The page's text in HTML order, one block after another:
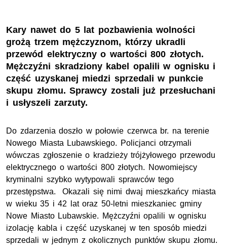
Kary nawet do 5 lat pozbawienia wolności
grożą trzem mężczyznom, którzy ukradli
przewód elektryczny o wartości 800 złotych.
Mężczyźni skradziony kabel opalili w ognisku i
część uzyskanej miedzi sprzedali w punkcie
skupu złomu. Sprawcy zostali już przesłuchani
i usłyszeli zarzuty.
Do zdarzenia doszło w połowie czerwca br. na terenie
Nowego Miasta Lubawskiego. Policjanci otrzymali
wówczas zgłoszenie o kradzieży trójżyłowego przewodu
elektrycznego o wartości 800 złotych. Nowomiejscy
kryminalni szybko wytypowali sprawców tego
przestępstwa. Okazali się nimi dwaj mieszkańcy miasta
w wieku 35 i 42 lat oraz 50-letni mieszkaniec gminy
Nowe Miasto Lubawskie. Mężczyźni opalili w ognisku
izolację kabla i część uzyskanej w ten sposób miedzi
sprzedali w jednym z okolicznych punktów skupu złomu.